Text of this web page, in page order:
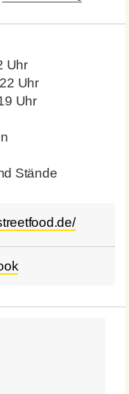
Uhr
Uhr
Uhr
Stände